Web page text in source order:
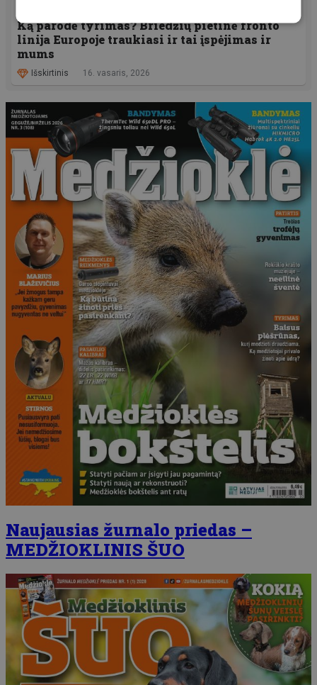
Ką parodė tyrimas? Briedžių pietinė fronto
linija Europoje traukiasi ir tai įspėjimas ir
mums
Išskirtinis 16. vasaris, 2026
Naujausias žurnalo priedas –
MEDŽIOKLINIS ŠUO